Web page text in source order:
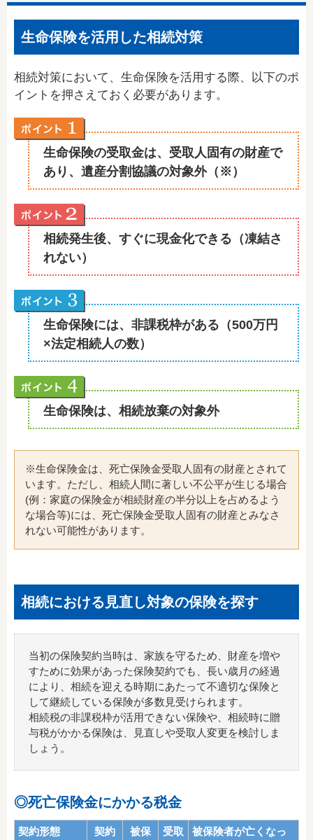
生命保険を活用した相続対策
相続対策において、生命保険を活用する際、以下のポ
イントを押さえておく必要があります。
生命保険の受取金は、受取人固有の財産で
あり、遺産分割協議の対象外（※）
相続発生後、すぐに現金化できる（凍結さ
れない）
生命保険には、非課税枠がある（500万円
×法定相続人の数）
生命保険は、相続放棄の対象外
※生命保険金は、死亡保険金受取人固有の財産とされて
います。ただし、相続人間に著しい不公平が生じる場合
(例：家庭の保険金が相続財産の半分以上を占めるよう
な場合等)には、死亡保険金受取人固有の財産とみなさ
れない可能性があります。
相続における見直し対象の保険を探す
当初の保険契約当時は、家族を守るため、財産を増や
すために効果があった保険契約でも、長い歳月の経過
により、相続を迎える時期にあたって不適切な保険と
して継続している保険が多数見受けられます。
相続税の非課税枠が活用できない保険や、相続時に贈
与税がかかる保険は、見直しや受取人変更を検討しま
しょう。
◎死亡保険金にかかる税金
契約形態
契約
被保
受取
被保険者が亡くなっ